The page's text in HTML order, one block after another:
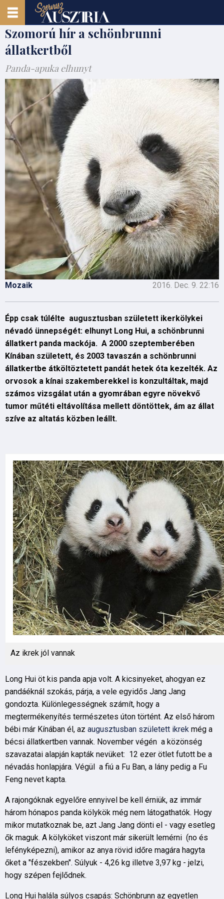
Szomorú hír a schönbrunni
állatkertből
Panda-apuka elhunyt
Mozaik 2016. Dec. 9. 22:16
Épp csak túlélte augusztusban született ikerkölykei
névadó ünnepségét: elhunyt Long Hui, a schönbrunni
állatkert panda mackója. A 2000 szeptemberében
Kínában született, és 2003 tavaszán a schönbrunni
állatkertbe átköltöztetett pandát hetek óta kezelték. Az
orvosok a kínai szakemberekkel is konzultáltak, majd
számos vizsgálat után a gyomrában egyre növekvő
tumor műtéti eltávolítása mellett döntöttek, ám az állat
szíve az altatás közben leállt.
Az ikrek jól vannak
Long Hui öt kis panda apja volt. A kicsinyeket, ahogyan ez
pandáéknál szokás, párja, a vele egyidős Jang Jang
gondozta. Különlegességnek számít, hogy a
megtermékenyítés természetes úton történt. Az első három
bébi már Kínában él, az augusztusban született ikrek még a
bécsi állatkertben vannak. November végén a közönség
szavazatai alapján kapták nevüket: 12 ezer ötlet futott be a
névadás honlapjára. Végül a fiú a Fu Ban, a lány pedig a Fu
Feng nevet kapta.
A rajongóknak egyelőre ennyivel be kell érniük, az immár
három hónapos panda kölykök még nem látogathatók. Hogy
mikor mutatkoznak be, azt Jang Jang dönti el - vagy esetleg
ők maguk. A kölyköket viszont már sikerült lemérni (no és
lefényképezni), amikor az anya rövid időre magára hagyta
őket a "fészekben". Súlyuk - 4,26 kg illetve 3,97 kg - jelzi,
hogy szépen fejlődnek.
Long Hui halála súlyos csapás: Schönbrunn az egyetlen